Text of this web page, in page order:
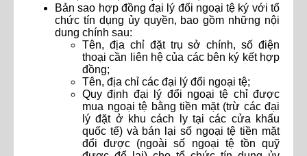
Bản sao hợp đồng đại lý đổi ngoại tệ ký với tổ
chức tín dụng ủy quyền, bao gồm những nội
dung chính sau:
Tên, địa chỉ đặt trụ sở chính, số điện
thoại cần liên hệ của các bên ký kết hợp
đồng;
Tên, địa chỉ các đại lý đổi ngoại tệ;
Quy định đại lý đổi ngoại tệ chỉ được
mua ngoại tệ bằng tiền mặt (trừ các đại
lý đặt ở khu cách ly tại các cửa khẩu
quốc tế) và bán lại số ngoại tệ tiền mặt
đổi được (ngoài số ngoại tệ tồn quỹ